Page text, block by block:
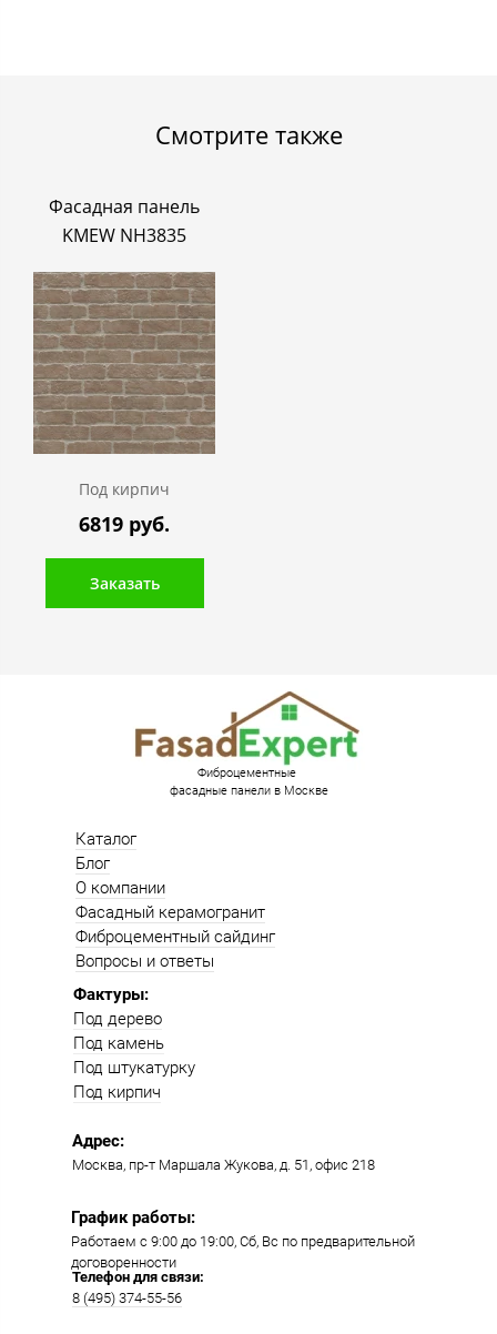
Смотрите также
Фасадная панель
KMEW NH3835
Под кирпич
6819 руб.
Заказать
Фактуры:
Под дерево
Под камень
Под штукатурку
Под кирпич
Работаем с 9:00 до 19:00​, Сб, Вс по предварительной
договоренности
Москва, пр-т Маршала Жукова, д. 51, офис 218​​
Каталог
Блог
О компании
Фасадный керамогранит
Фиброцементный сайдинг
Вопросы и ответы
Адрес:
График работы:
Телефон для связи:
8 (495) 374-55-56​
Фиброцементные
фасадные панели в Москве